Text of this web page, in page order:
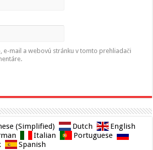
e-mail a webovú stránku v tomto prehliadači
(Simplified) Dutch
English
Italian
Portuguese
Spanish